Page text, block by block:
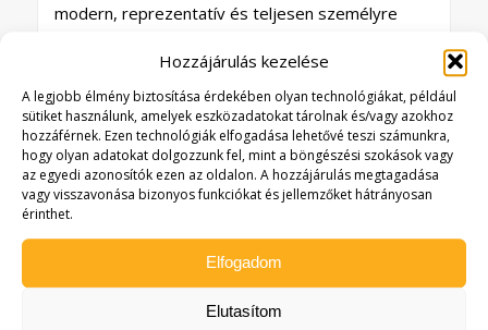
Hozzájárulás kezelése
A legjobb élmény biztosítása érdekében olyan technológiákat, például
sütiket használunk, amelyek eszközadatokat tárolnak és/vagy azokhoz
hozzáférnek. Ezen technológiák elfogadása lehetővé teszi számunkra,
hogy olyan adatokat dolgozzunk fel, mint a böngészési szokások vagy
az egyedi azonosítók ezen az oldalon. A hozzájárulás megtagadása
vagy visszavonása bizonyos funkciókat és jellemzőket hátrányosan
érinthet.
Elfogadom
Elutasítom
modern, reprezentatív és teljesen személyre
választás lehet különleges alkalmakra.
Kapcsolódó termékek